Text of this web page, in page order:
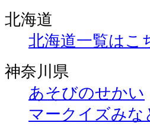
北海道
北海道一覧はこ
神奈川県
あそびのせかい
マークイズみな